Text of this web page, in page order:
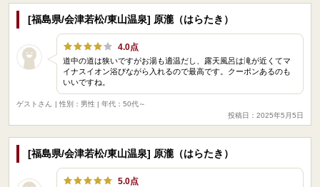
[福島県/会津若松/東山温泉] 原瀧（はらたき）
4.0点
道中の道は狭いですがお湯も適温だし、露天風呂は滝が近くてマ
イナスイオン浴びながら入れるので最高です。クーポンあるのも
いいですね。
ゲストさん
| 性別：男性 | 年代：50代～
投稿日：2025年5月5日
[福島県/会津若松/東山温泉] 原瀧（はらたき）
5.0点